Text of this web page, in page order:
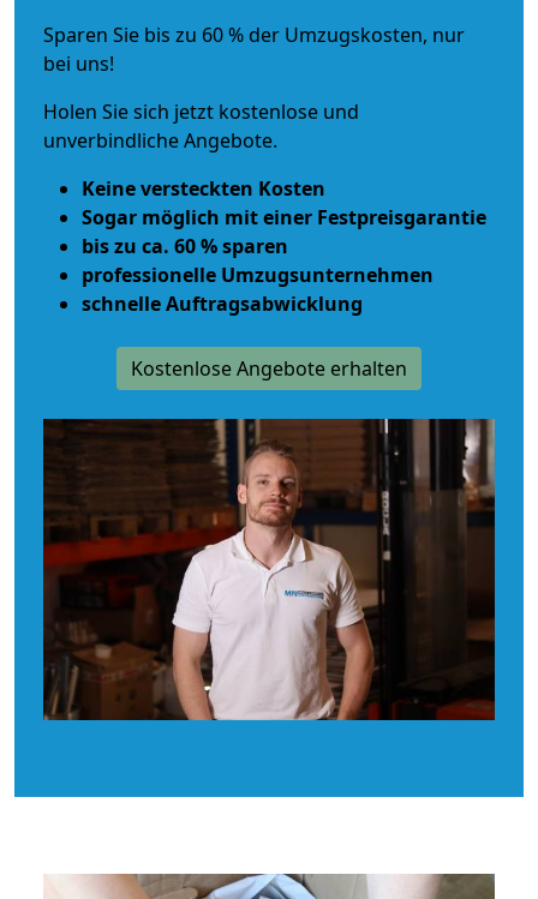
Sparen Sie bis zu 60 % der Umzugskosten, nur
bei uns!
Holen Sie sich jetzt kostenlose und
unverbindliche Angebote.
Keine versteckten Kosten
Sogar möglich mit einer Festpreisgarantie
bis zu ca. 60 % sparen
professionelle Umzugsunternehmen
schnelle Auftragsabwicklung
Kostenlose Angebote erhalten